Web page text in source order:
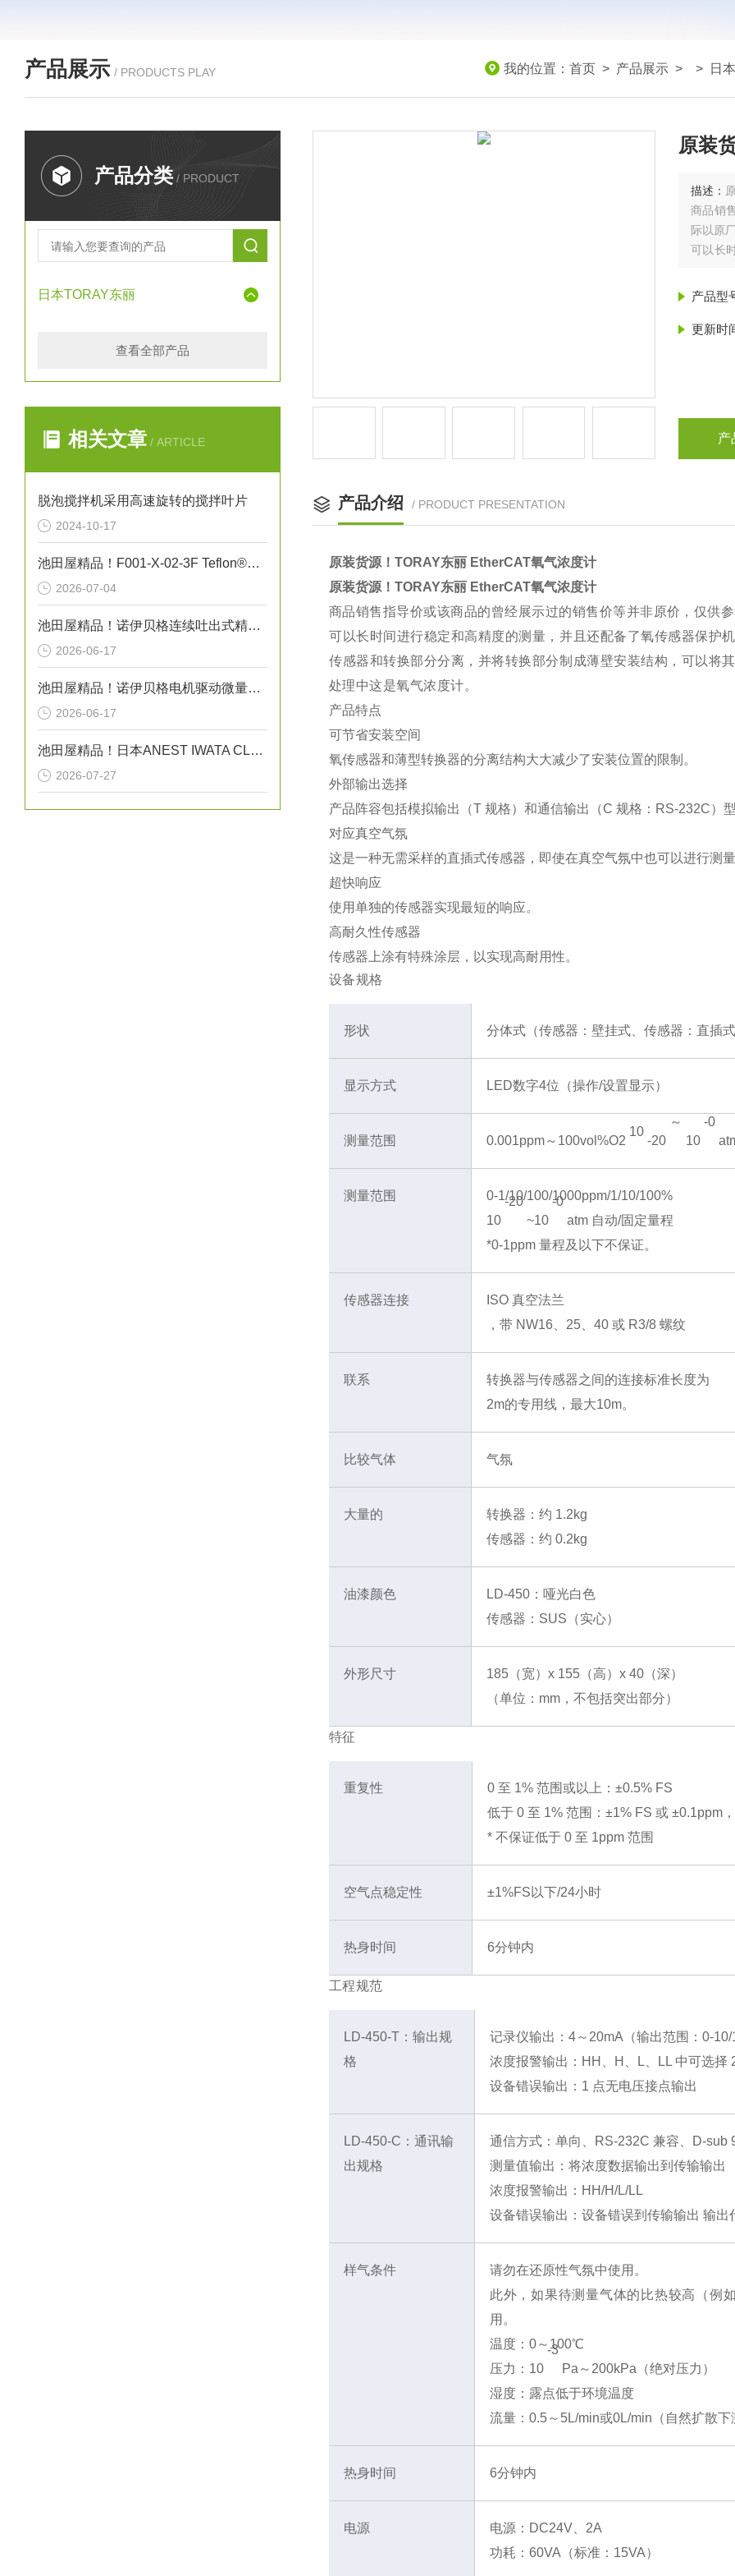
产品展示 / PRODUCTS PLAY 我的位置： 首页 > 产品展示 > > 日
产品分类 / PRODUCT
日本TORAY东丽
查看全部产品
相关文章 / ARTICLE
脱泡搅拌机采用高速旋转的搅拌叶片
2024-10-17
池田屋精品！F001-X-02-3F Teflon®真空吸笔技术参数
2026-07-04
池田屋精品！诺伊贝格连续吐出式精密点胶机 RN10 参数介绍
2026-06-17
池田屋精品！诺伊贝格电机驱动微量精密充填点胶机 VMO10 参数介绍
2026-06-17
池田屋精品！日本ANEST IWATA CLBS55E-30增压压缩机
2026-07-27
原装
描述：
商品销
际以原
可以长
并将转
产品型
更新时
产
产品介绍 / PRODUCT PRESENTATION
原装货源！TORAY东丽 EtherCAT氧气浓度计
原装货源！TORAY东丽 EtherCAT氧气浓度计
商品销售指导价或该商品的曾经展示过的销售价等并非原价，仅供
可以长时间进行稳定和高精度的测量，并且还配备了氧传感器保护
传感器和转换部分分离，并将转换部分制成薄壁安装结构，可以将
处理中这是氧气浓度计。
产品特点
可节省安装空间
氧传感器和薄型转换器的分离结构大大减少了安装位置的限制。
外部输出选择
产品阵容包括模拟输出（T 规格）和通信输出（C 规格：RS-232C）
对应真空气氛
这是一种无需采样的直插式传感器，即使在真空气氛中也可以进行测
超快响应
使用单独的传感器实现最短的响应。
高耐久性传感器
传感器上涂有特殊涂层，以实现高耐用性。
设备规格
形状 分体式（传感器：壁挂式、传感器：直插
显示方式 LED数字4位（操作/设置显示）
测量范围 0.001ppm～100vol%O2
10
-20
～
10
-0
测量范围
0-1/10/100/1000ppm/1/10/100%
10
-20
~10
-0
atm 自动/固定量程
*0-1ppm 量程及以下不保证。
传感器连接
ISO 真空法兰
，带 NW16、25、40 或 R3/8 螺纹
联系
转换器与传感器之间的连接标准长度为
2m的专用线，最大10m。
比较气体 气氛
大量的
转换器：约 1.2kg
传感器：约 0.2kg
油漆颜色
LD-450：哑光白色
传感器：SUS（实心）
外形尺寸
185（宽）x 155（高）x 40（深）
（单位：mm，不包括突出部分）
特征
重复性
0 至 1% 范围或以上：±0.5% FS
低于 0 至 1% 范围：±1% FS 或 ±0.1ppm
* 不保证低于 0 至 1ppm 范围
空气点稳定性 ±1%FS以下/24小时
热身时间 6分钟内
工程规范
LD-450-T：输出规
格
记录仪输出：4～20mA（输出范围：0-
浓度报警输出：HH、H、L、LL 中可选择
设备错误输出：1 点无电压接点输出
LD-450-C：通讯输
出规格
通信方式：单向、RS-232C 兼容、D-sub
测量值输出：将浓度数据输出到传输输出
浓度报警输出：HH/H/L/LL
设备错误输出：设备错误到传输输出 输出
样气条件
请勿在还原性气氛中使用。
此外，如果待测量气体的比热较高（例
用。
温度：0～100℃
压力：10
-3
Pa～200kPa（绝对压力）
湿度：露点低于环境温度
流量：0.5～5L/min或0L/min（自然扩散下
热身时间 6分钟内
电源
电源：DC24V、2A
功耗：60VA（标准：15VA）